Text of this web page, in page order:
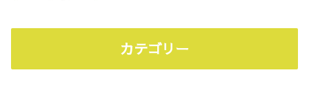
カテゴリー